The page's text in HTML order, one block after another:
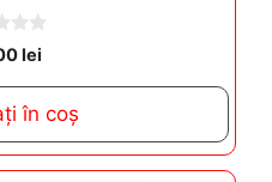
lei
în coș